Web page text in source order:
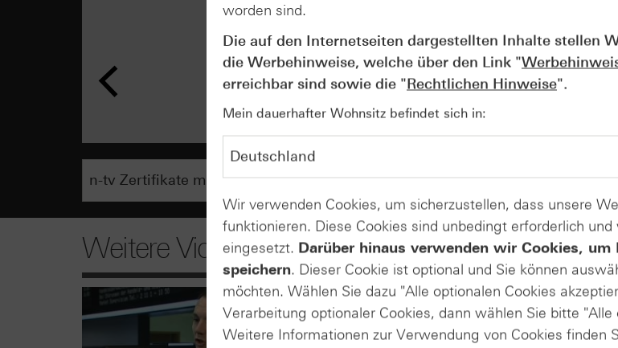
AUGUST
07
Wie lange bleibt der
Rekordlaune? - ntv
07.08.26
Weitere Videos
worden sind.
Die auf den Internetseiten dargestellten Inhalte stellen
die Werbehinweise, welche über den Link "
erreichbar sind sowie die "Rechtlichen Hinweise".
Mein dauerhafter Wohnsitz befindet sich in:
Wir verwenden Cookies, um sicherzustellen, dass unsere
funktionieren. Diese Cookies sind unbedingt erforderlich
eingesetzt. Darüber hinaus verwenden wir Cookies,
speichern. Dieser Cookie ist optional und Sie können
möchten. Wählen Sie dazu "Alle optionalen Cookies
Verarbeitung optionaler Cookies, dann wählen Sie bitte
Weitere Informationen zur Verwendung von Cookies finden